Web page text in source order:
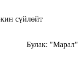
сүйлөйт
Булак: "Марал"